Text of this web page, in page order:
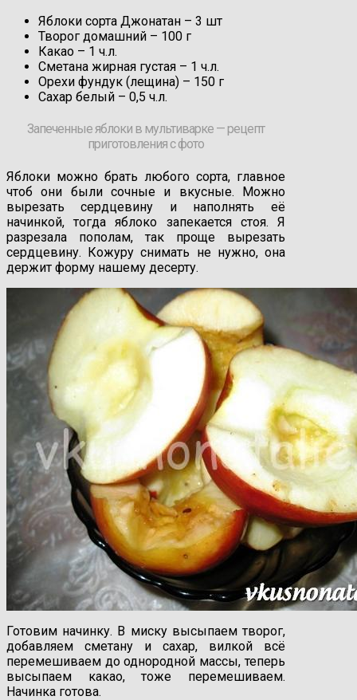
Яблоки сорта Джонатан – 3 шт
Творог домашний – 100 г
Какао – 1 ч.л.
Сметана жирная густая – 1 ч.л.
Орехи фундук (лещина) – 150 г
Сахар белый – 0,5 ч.л.
Запеченные яблоки в мультиварке — рецепт
приготовления с фото
Яблоки можно брать любого сорта, главное
чтоб они были сочные и вкусные. Можно
вырезать сердцевину и наполнять её
начинкой, тогда яблоко запекается стоя. Я
разрезала пополам, так проще вырезать
сердцевину. Кожуру снимать не нужно, она
держит форму нашему десерту.
Готовим начинку. В миску высыпаем творог,
добавляем сметану и сахар, вилкой всё
перемешиваем до однородной массы, теперь
высыпаем какао, тоже перемешиваем.
Начинка готова.